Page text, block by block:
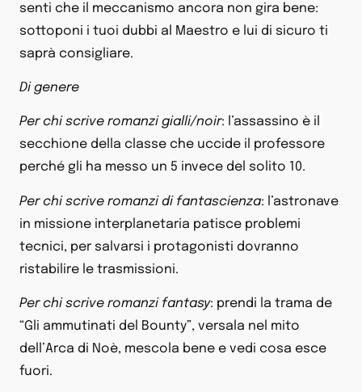
senti che il meccanismo ancora non gira bene:
sottoponi i tuoi dubbi al Maestro e lui di sicuro ti
saprà consigliare.
Di genere
Per chi scrive romanzi gialli/noir: l’assassino è il
secchione della classe che uccide il professore
perché gli ha messo un 5 invece del solito 10.
Per chi scrive romanzi di fantascienza: l’astronave
in missione interplanetaria patisce problemi
tecnici, per salvarsi i protagonisti dovranno
ristabilire le trasmissioni.
Per chi scrive romanzi fantasy: prendi la trama de
“Gli ammutinati del Bounty”, versala nel mito
dell’Arca di Noè, mescola bene e vedi cosa esce
fuori.